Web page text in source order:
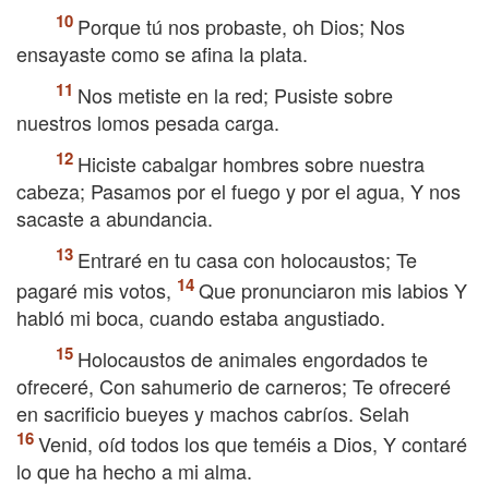
Porque tú nos probaste, oh Dios; Nos
ensayaste como se afina la plata.
Nos metiste en la red; Pusiste sobre
nuestros lomos pesada carga.
Hiciste cabalgar hombres sobre nuestra
cabeza; Pasamos por el fuego y por el agua, Y nos
sacaste a abundancia.
Entraré en tu casa con holocaustos; Te
pagaré mis votos,
Que pronunciaron mis labios Y
habló mi boca, cuando estaba angustiado.
Holocaustos de animales engordados te
ofreceré, Con sahumerio de carneros; Te ofreceré
en sacrificio bueyes y machos cabríos. Selah
Venid, oíd todos los que teméis a Dios, Y contaré
lo que ha hecho a mi alma.